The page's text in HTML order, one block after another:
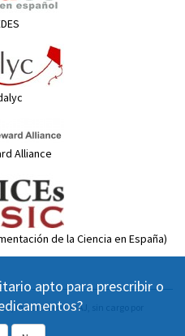
Alliance
de la Ciencia en España)
apto para prescribir o
incluida en DOAJ, sin cargo por